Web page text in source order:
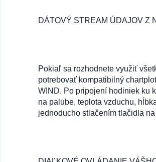
DÁTOVÝ STREAM ÚDAJOV Z
Pokiaľ sa rozhodnete využiť
potrebovať kompatibilný
WIND. Po pripojení hodiniek ku
na palube, teplota vzduchu,
jednoducho stlačením tlačidla